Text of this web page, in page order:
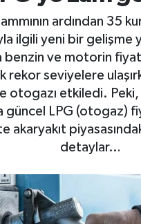
ardından 35
ilgili yeni bir gelişme
benzin ve motorin
rekor seviyelere
otogazı etkiledi.
güncel LPG (otogaz)
akaryakıt
detaylar…
Haberleri
Arşivi